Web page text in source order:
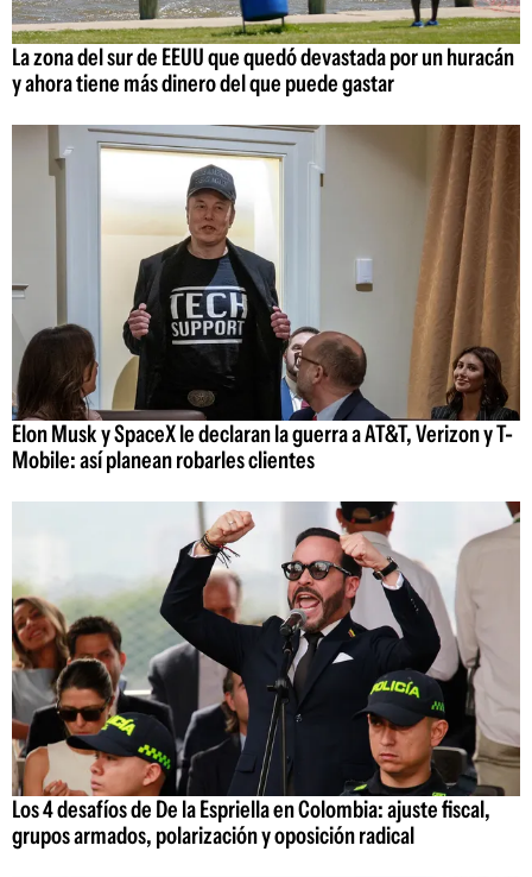
La zona del sur de EEUU que quedó devastada por un huracán
y ahora tiene más dinero del que puede gastar
Elon Musk y SpaceX le declaran la guerra a AT&T, Verizon y T-
Mobile: así planean robarles clientes
Los 4 desafíos de De la Espriella en Colombia: ajuste fiscal,
grupos armados, polarización y oposición radical